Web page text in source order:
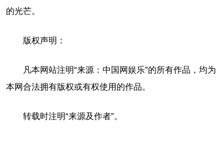
的光芒。
版权声明：
凡本网站注明“来源：中国网娱乐”的所有作品，均为
本网合法拥有版权或有权使用的作品。
转载时注明“来源及作者”。